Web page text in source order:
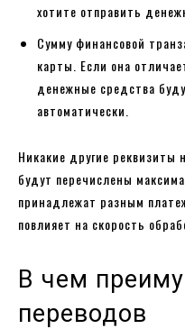
хотите отправить
Сумму финансовой
карты. Если она
денежные средства
автоматически.
Никакие другие
будут перечислены
принадлежат разным
повлияет на скорость
В чем
переводов